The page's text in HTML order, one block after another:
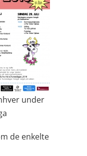
under
de enkelte